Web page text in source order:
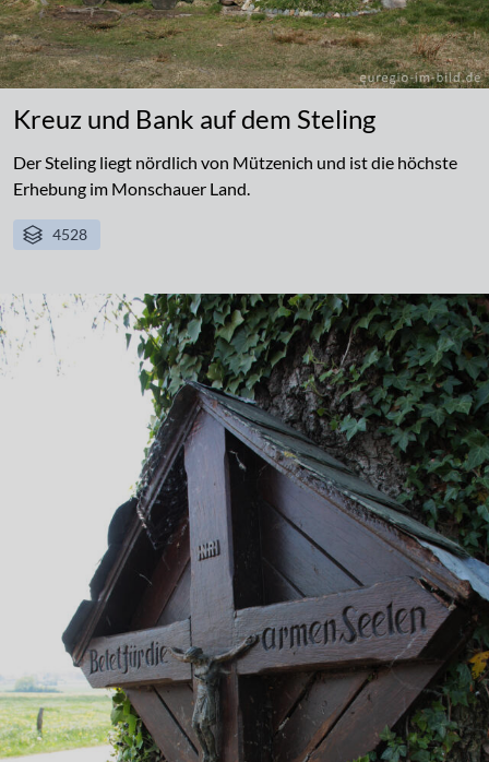
Kreuz und Bank auf dem Steling
Der Steling liegt nördlich von Mützenich und ist die höchste
Erhebung im Monschauer Land.
4528